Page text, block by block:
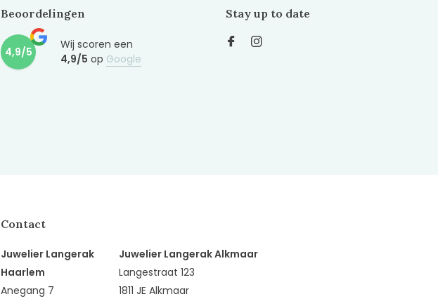
Beoordelingen
4,9/5
Wij scoren een
4,9/5 op Google
Stay up to date
Contact
Juwelier Langerak
Haarlem
Anegang 7
Juwelier Langerak Alkmaar
Langestraat 123
1811 JE Alkmaar